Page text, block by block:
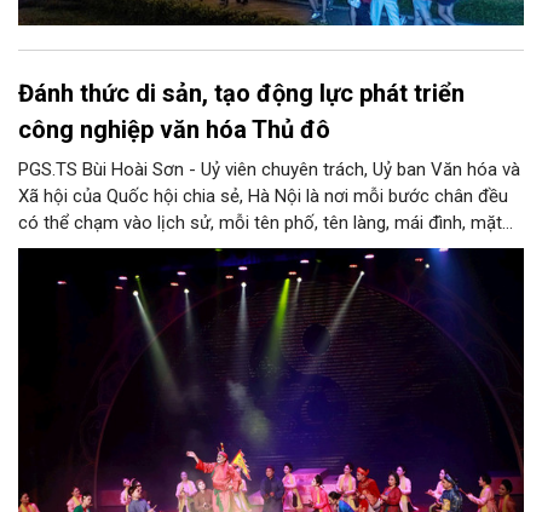
Đánh thức di sản, tạo động lực phát triển
công nghiệp văn hóa Thủ đô
PGS.TS Bùi Hoài Sơn - Uỷ viên chuyên trách, Uỷ ban Văn hóa và
Xã hội của Quốc hội chia sẻ, Hà Nội là nơi mỗi bước chân đều
có thể chạm vào lịch sử, mỗi tên phố, tên làng, mái đình, mặt
hồ, nếp nhà, câu hát, món ăn, làn điệu, nghề thủ công đều có
thể kể một câu chuyện về chiều sâu văn hiến của dân tộc.
Nhưng trong kỷ nguyên mới, câu hỏi đặt ra không chỉ Hà Nội có
bao nhiêu di sản, bao nhiêu văn nghệ sĩ, trí thức, không gian ký
ức, mà là làm thế nào để những giá trị ấy trở thành nguồn lực
phát triển, thành sức mạnh mềm, thành động lực sáng tạo,
thành năng lực cạnh tranh của Thủ đô.